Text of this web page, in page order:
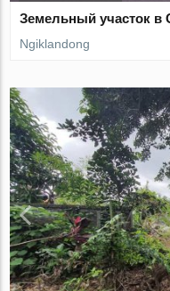
Земельный участок в
Ngiklandong